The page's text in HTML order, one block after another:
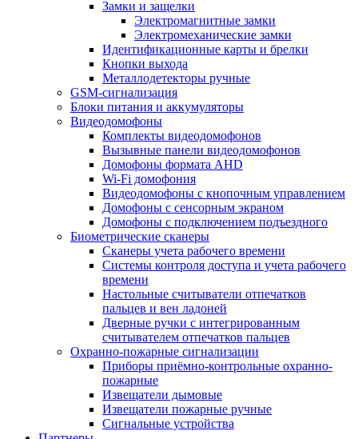
Замки и защелки
Электромагнитные замки
Электромеханические замки
Идентификационные карты и брелки
Кнопки выхода
Металлодетекторы ручные
GSM-сигнализация
Блоки питания и аккумуляторы
Видеодомофоны
Комплекты видеодомофонов
Вызывные панели видеодомофонов
Домофоны формата AHD
Wi-Fi домофония
Видеодомофоны с кнопочным управлением
Домофоны с сенсорным экраном
Домофоны с подключением подъездного
Биометрические сканеры
Сканеры учета рабочего времени
Системы контроля доступа и учета рабочего
времени
Настольные считыватели отпечатков
пальцев и вен ладоней
Дверные ручки с интегрированным
считывателем отпечатков пальцев
Охранно-пожарные сигнализации
Приборы приёмно-контрольные охранно-
пожарные
Извещатели дымовые
Извещатели пожарные ручные
Сигнальные устройства